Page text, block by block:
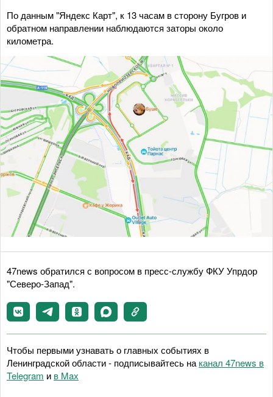
По данным "Яндекс Карт", к 13 часам в сторону Бугров и
обратном направлении наблюдаются заторы около
километра.
47news обратился с вопросом в пресс-службу ФКУ Упрдор
"Северо-Запад".
Чтобы первыми узнавать о главных событиях в
Ленинградской области - подписывайтесь на канал 47news в
Telegram и в Maх